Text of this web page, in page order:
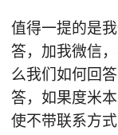
值得一提的是
答，加我微信
么我们如何回
答，如果度米
使不带联系方